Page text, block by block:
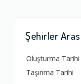
Şehirler
Oluşturma Tarihi
Taşınma Tarihi